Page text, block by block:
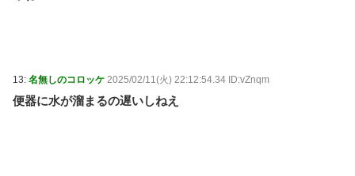
13: 名無しのコロッケ 2025/02/11(火) 22:12:54.34 ID:vZnqm
便器に水が溜まるの遅いしねえ